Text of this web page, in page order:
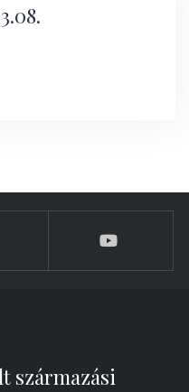
származási